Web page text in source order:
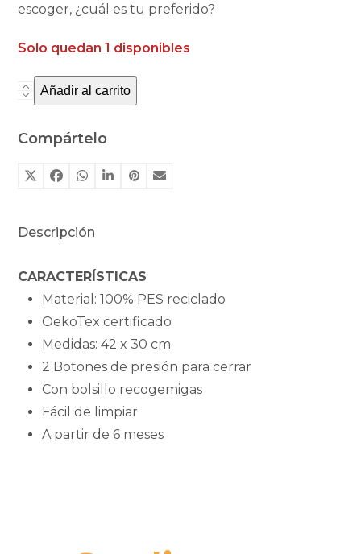
escoger, ¿cuál es tu preferido?
Solo quedan 1 disponibles
Babero
con
Trixie
cantidad
Añadir al carrito
Compártelo
Descripción
CARACTERÍSTICAS
Material: 100% PES reciclado
OekoTex certificado
Medidas: 42 x 30 cm
2 Botones de presión para cerrar
Con bolsillo recogemigas
Fácil de limpiar
A partir de 6 meses